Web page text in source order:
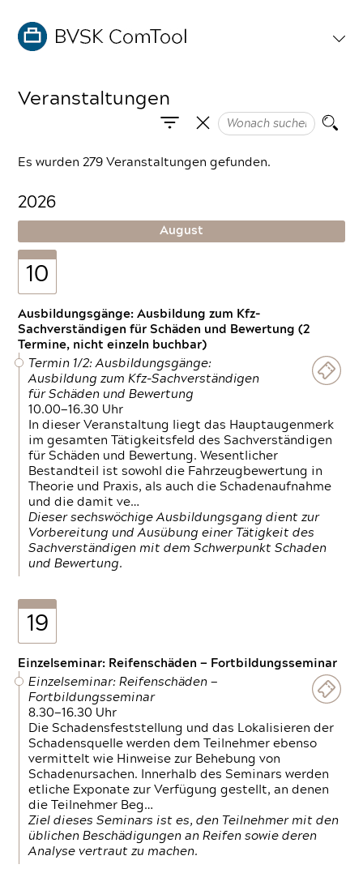
Veranstaltungen
Es wurden 279 Veranstaltungen gefunden.
2026
August
10
Ausbildungsgänge: Ausbildung zum Kfz-
Sachverständigen für Schäden und Bewertung (2
Termine, nicht einzeln buchbar)
Termin 1/2: Ausbildungsgänge:
Ausbildung zum Kfz-Sachverständigen
für Schäden und Bewertung
10.00—16.30 Uhr
In dieser Veranstaltung liegt das Hauptaugenmerk
im gesamten Tätigkeitsfeld des Sachverständigen
für Schäden und Bewertung. Wesentlicher
Bestandteil ist sowohl die Fahrzeugbewertung in
Theorie und Praxis, als auch die Schadenaufnahme
und die damit ve…
Dieser sechswöchige Ausbildungsgang dient zur
Vorbereitung und Ausübung einer Tätigkeit des
Sachverständigen mit dem Schwerpunkt Schaden
und Bewertung.
19
Einzelseminar: Reifenschäden — Fortbildungsseminar
Einzelseminar: Reifenschäden —
Fortbildungsseminar
8.30—16.30 Uhr
Die Schadensfeststellung und das Lokalisieren der
Schadensquelle werden dem Teilnehmer ebenso
vermittelt wie Hinweise zur Behebung von
Schadenursachen. Innerhalb des Seminars werden
etliche Exponate zur Verfügung gestellt, an denen
die Teilnehmer Beg…
Ziel dieses Seminars ist es, den Teilnehmer mit den
üblichen Beschädigungen an Reifen sowie deren
Analyse vertraut zu machen.